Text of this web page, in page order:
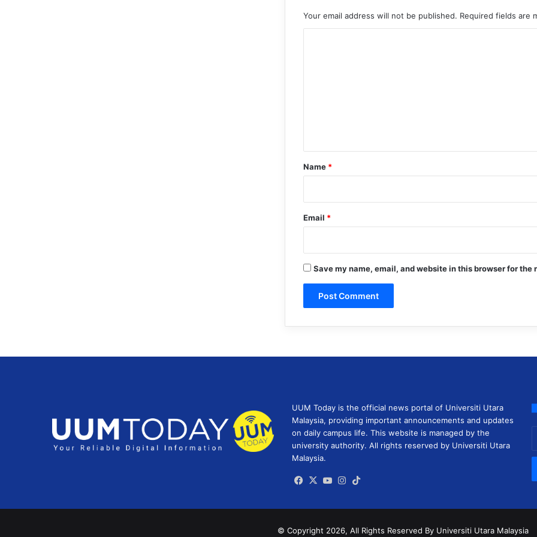
Your email address will not be published. Required fields are
*
Name *
Email *
Save my name, email, and website in this browser for the
UUM Today is the official news portal of Universiti Utara
Malaysia, providing important announcements and updates
on daily campus life. This website is managed by the
university authority. All rights reserved by Universiti Utara
Malaysia.
Facebook
X YouTubeInstagram
© Copyright 2026, All Rights Reserved By Universiti Utara Malaysia